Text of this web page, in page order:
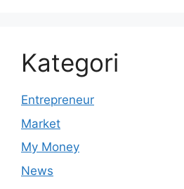
Kategori
Entrepreneur
Market
My Money
News